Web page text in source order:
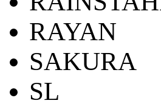
RAYAN
SAKURA
SL